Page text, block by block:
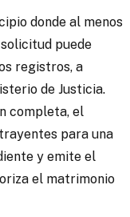
donde al menos
puede
registros, a
de Justicia.
completa, el
para una
y emite el
el matrimonio